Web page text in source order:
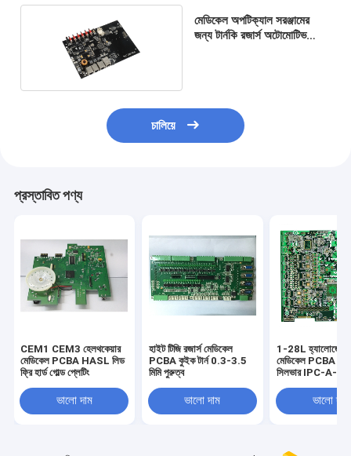
মেডিকেল অপটিক্যাল সরঞ্জামের
জন্য টার্নকি রজার্স অটোমোটিভ
চালিয়ে
প্রস্তাবিত পণ্য
CEM1 CEM3 হেলথকেয়ার
মেডিকেল PCBA HASL লিড
ফ্রি হার্ড গোল্ড প্লেটিং
ভালো দাম
হাইট টিজি রজার্স মেডিকেল
PCBA কুইক টার্ন 0.3-3.5
মিমি পুরুত্ব
ভালো দাম
1-28L হ্যালোজেন
মেডিকেল PCBA
সিলভার IPC-A-
ভালো দাম